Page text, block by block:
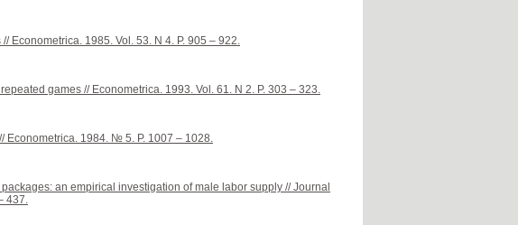
Econometrica. 1985. Vol. 53. N 4. P. 905 – 922.
games // Econometrica. 1993. Vol. 61. N 2. P. 303 – 323.
Econometrica. 1984. № 5. P. 1007 – 1028.
an empirical investigation of male labor supply // Journal
437.